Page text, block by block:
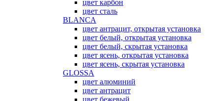
цвет карбон
цвет сталь
BLANCA
цвет антрацит, открытая установка
цвет белый, открытая установка
цвет белый, скрытая установка
цвет ясень, открытая установка
цвет ясень, скрытая установка
GLOSSA
цвет алюминий
цвет антрацит
цвет бежевый